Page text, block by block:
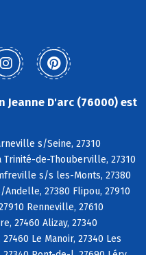
Jeanne D'arc (76000) est
s/Seine, 27310
Trinité-de-Thouberville, 27310
s/s les-Monts, 27380
27380 Flipou, 27910
Renneville, 27610
27460 Alizay, 27340
Le Manoir, 27340 Les